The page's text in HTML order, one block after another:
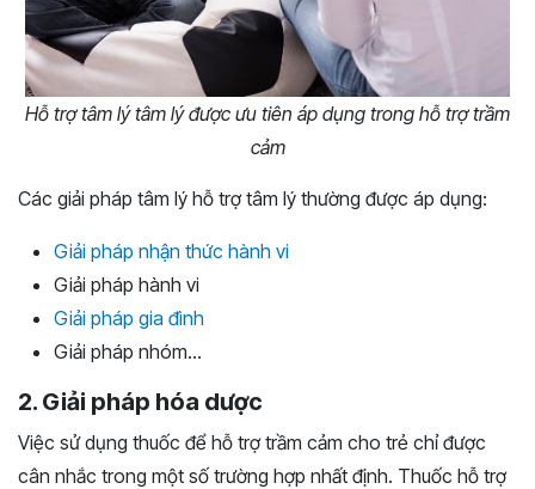
Hỗ trợ tâm lý tâm lý được ưu tiên áp dụng trong hỗ trợ trầm
cảm
Các giải pháp tâm lý hỗ trợ tâm lý thường được áp dụng:
Giải pháp nhận thức hành vi
Giải pháp hành vi
Giải pháp gia đình
Giải pháp nhóm…
2. Giải pháp hóa dược
Việc sử dụng thuốc để hỗ trợ trầm cảm cho trẻ chỉ được
cân nhắc trong một số trường hợp nhất định. Thuốc hỗ trợ